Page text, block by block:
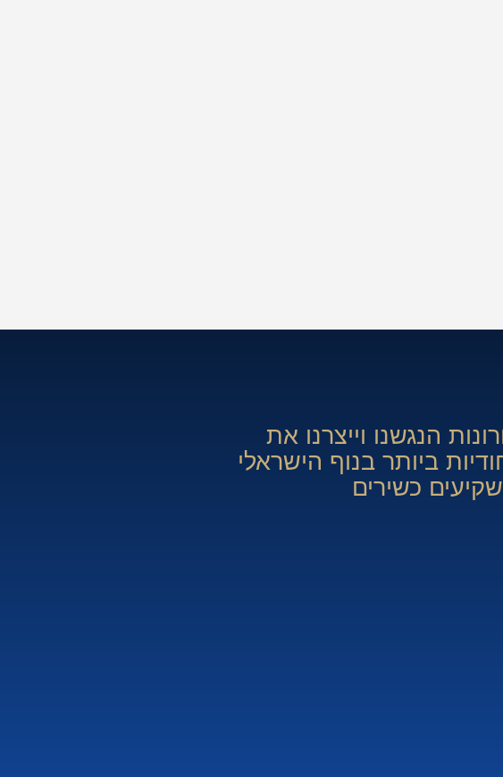
הנגשנו וייצרנו את
ביותר בנוף הישראלי
כשירים